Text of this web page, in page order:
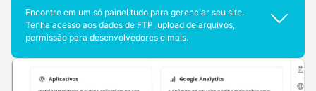
Encontre em um só painel tudo para gerenciar seu site.
Tenha acesso aos dados de FTP, upload de arquivos,
permissão para desenvolvedores e mais.